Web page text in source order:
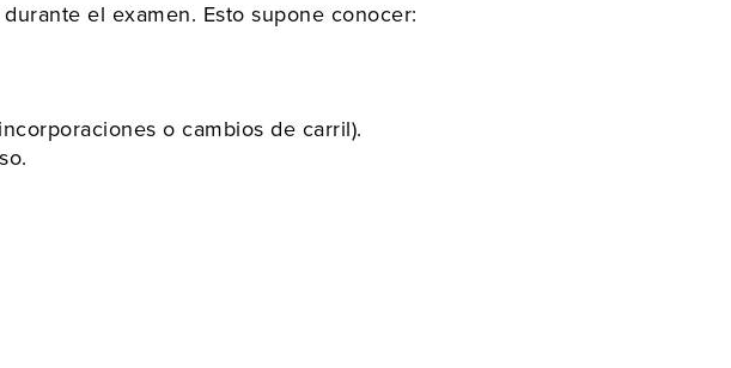
el examen. Esto supone conocer:
o cambios de carril).